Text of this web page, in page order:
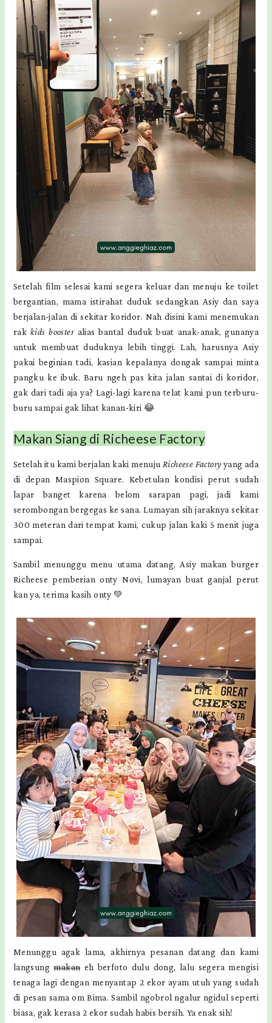
Setelah film selesai kami segera keluar dan menuju ke toilet
bergantian, mama istirahat duduk sedangkan Asiy dan saya
berjalan-jalan di sekitar koridor. Nah disini kami menemukan
rak kids boosteralias bantal duduk buat anak-anak, gunanya
untuk membuat duduknya lebih tinggi. Lah, harusnya Asiy
pakai beginian tadi, kasian kepalanya dongak sampai minta
pangku ke ibuk. Baru ngeh pas kita jalan santai di koridor,
gak dari tadi aja ya? Lagi-lagi karena telat kami pun terburu-
buru sampai gak lihat kanan-kiri 😂
Makan Siang di Richeese Factory
Setelah itu kami berjalan kaki menujuRicheese Factory yang ada
di depan Maspion Square. Kebetulan kondisi perut sudah
lapar banget karena belom sarapan pagi, jadi kami
serombongan bergegas ke sana. Lumayan sih jaraknya sekitar
300 meteran dari tempat kami, cukup jalan kaki 5 menit juga
sampai.
Sambil menunggu menu utama datang, Asiy makan burger
Richeese pemberian onty Novi, lumayan buat ganjal perut
kan ya, terima kasih onty 💚
Menunggu agak lama, akhirnya pesanan datang dan kami
langsungmakaneh berfoto dulu dong, lalu segera mengisi
tenaga lagi dengan menyantap 2 ekor ayam utuh yang sudah
di pesan sama om Bima. Sambil ngobrol ngalur ngidul seperti
biasa, gak kerasa 2 ekor sudah habis bersih. Ya enak sih!